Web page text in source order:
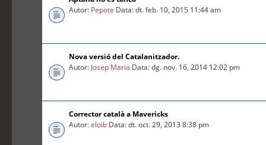
Autor: Pepote Data: dt. feb. 10, 2015 11:44 am
Nova versió del Catalanitzador.
Autor: Josep Maria Data: dg. nov. 16, 2014 12:02 pm
Corrector català a Mavericks
Autor:eloib Data: dt. oct. 29, 2013 8:38 pm